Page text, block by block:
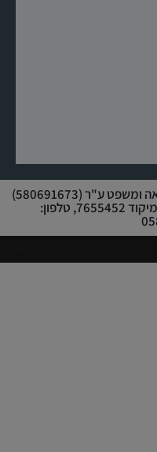
אתר זה משוייך לעמותת לב וחסד הוראה ומשפט ע"ר (580691673)
רחוב קפרא מנשה, 39, רחובות, מיקוד 7655452, טלפון: